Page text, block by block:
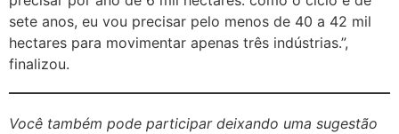
sete anos, eu vou precisar pelo menos de 40 a 42 mil
hectares para movimentar apenas três indústrias.”,
finalizou.
Você também pode participar deixando uma sugestão